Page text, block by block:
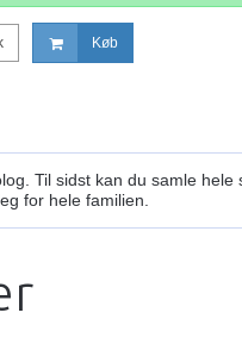
Køb
Til sidst kan du samle
for hele familien.